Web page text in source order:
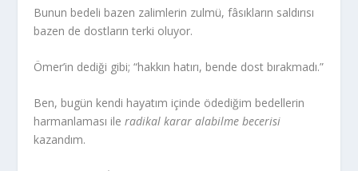
Bunun bedeli bazen zalimlerin zulmü, fâsıkların saldırısı
bazen de dostların terki oluyor.
Ömer’in dediği gibi; “hakkın hatırı, bende dost bırakmadı.”
Ben, bugün kendi hayatım içinde ödediğim bedellerin
harmanlaması ileradikal karar alabilme becerisi
kazandım.